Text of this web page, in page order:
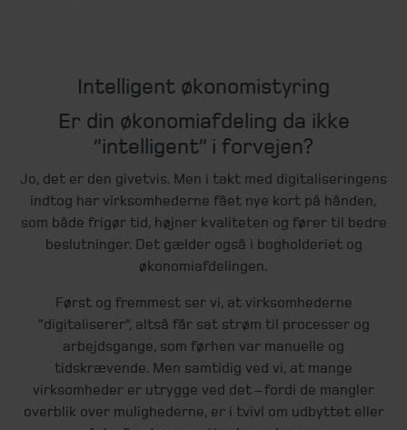
Intelligent økonomistyring
Er din økonomiafdeling da ikke
”intelligent” i forvejen?
Jo, det er den givetvis. Men i takt med digitaliseringens
indtog har virksomhederne fået nye kort på hånden,
som både frigør tid, højner kvaliteten og fører til bedre
beslutninger. Det gælder også i bogholderiet og
økonomiafdelingen.
Først og fremmest ser vi, at virksomhederne
”digitaliserer”, altså får sat strøm til processer og
arbejdsgange, som førhen var manuelle og
tidskrævende. Men samtidig ved vi, at mange
virksomheder er utrygge ved det – fordi de mangler
overblik over mulighederne, er i tvivl om udbyttet eller